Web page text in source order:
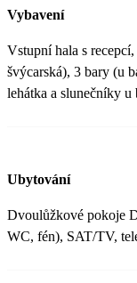
Vybavení
Vstupní hala s
švýcarská), 3 bary (u
lehátka a slunečníky u
Ubytování
Dvoulůžkové pokoje
WC, fén), SAT/TV,